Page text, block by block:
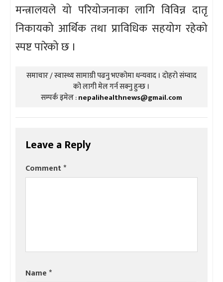
मन्त्रालयले यो परियोजनाका लागि विविन्न दातृ
निकायको आर्थिक तथा प्राविधिक सहयोग रहेको
स्पष्ट पारेको छ ।
समाचार / स्वास्थ्य सामाग्री पढनु भएकोमा धन्यवाद । दोहरो संम्वाद
को लागी मेल गर्न सक्नु हुन्छ ।
सम्पर्क इमेल :nepalihealthnews@gmail.com
Leave a Reply
Comment*
Name*